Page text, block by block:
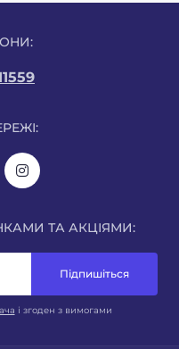
ТА АКЦІЯМИ:
Підпишіться
і згоден з вимогами